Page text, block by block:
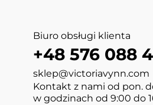
Biuro obsługi klienta
+48 576 088
sklep@victoriavynn.com
Kontakt z nami od pon.
w godzinach od 9:00 do